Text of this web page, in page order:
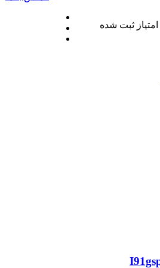
امتیاز ثبت شده